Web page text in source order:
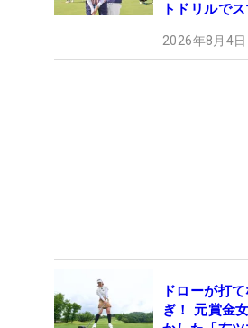
トドリルで
2026年8月4
ドローが打
ぎ！ 元賞金